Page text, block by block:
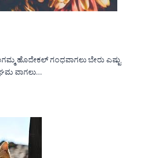
ಹೊದೇಕಲ್ ಗಂಧವಾಗಲು ಬೇರು ಎಷ್ಟು
ವಾಗಲು…